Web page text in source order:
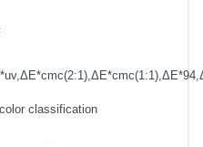
classification